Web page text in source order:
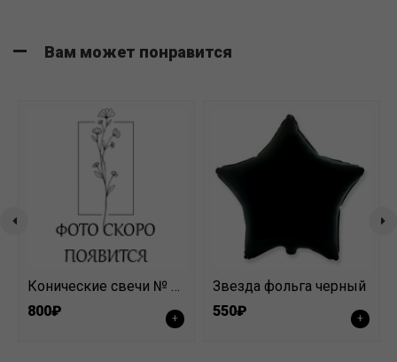
Вам может понравится
Конические свечи № 19 маленькие 35 см
800₽
+
Звезда фольга черный
550₽
+